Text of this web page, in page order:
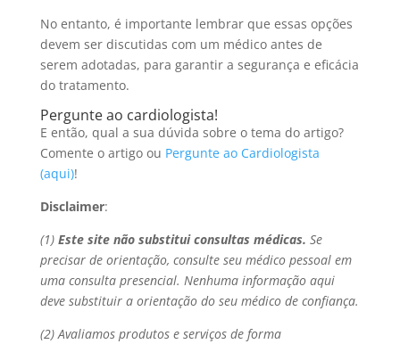
No entanto, é importante lembrar que essas opções
devem ser discutidas com um médico antes de
serem adotadas, para garantir a segurança e eficácia
do tratamento.
Pergunte ao cardiologista!
E então, qual a sua dúvida sobre o tema do artigo?
Comente o artigo ou Pergunte ao Cardiologista
(aqui)!
Disclaimer:
(1) Este site não substitui consultas médicas. Se
precisar de orientação, consulte seu médico pessoal em
uma consulta presencial. Nenhuma informação aqui
deve substituir a orientação do seu médico de confiança.
(2) Avaliamos produtos e serviços de forma